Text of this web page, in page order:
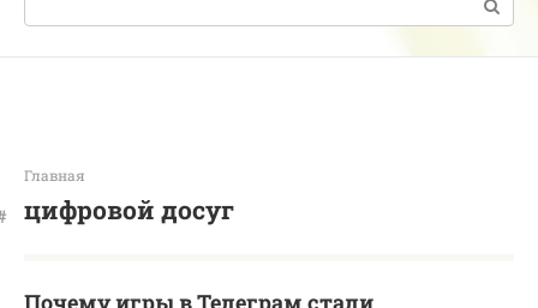
Главная
цифровой досуг
Почему игры в Телеграм стали